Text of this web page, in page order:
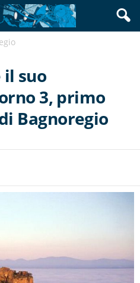
il suo
3, primo
Bagnoregio